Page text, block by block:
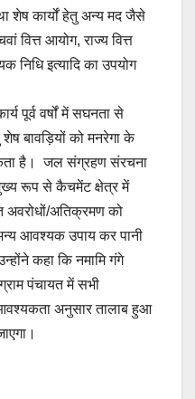
शेष कार्यों हेतु अन्य मद जैसे
वित्त आयोग, राज्य वित्त
निधि इत्यादि का उपयोग
पूर्व वर्षों में सघनता से
शेष बावड़ियों को मनरेगा के
है। जल संग्रहण संरचना
मुख्य रूप से कैचमेंट क्षेत्र में
अवरोधों/अतिक्रमण को
आवश्यक उपाय कर पानी
कहा कि नमामि गंगे
पंचायत में सभी
अनुसार तालाब हुआ